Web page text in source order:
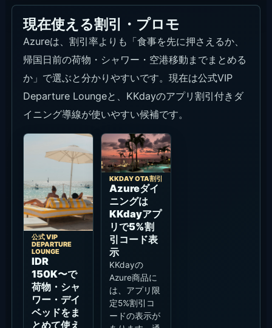
現在使える割引・プロモ
Azureは、割引率よりも「食事を先に押さえるか、
帰国日前の荷物・シャワー・空港移動までまとめる
か」で選ぶと分かりやすいです。現在は公式VIP
Departure Loungeと、KKdayのアプリ割引付きダ
イニング導線が使いやすい候補です。
公式 VIP
DEPARTURE
LOUNGE
IDR
150K〜で
荷物・シャ
ワー・デイ
ベッドをま
とめて使え
KKDAY OTA割引
Azureダイ
ニングは
KKdayアプ
リで5%割
引コード表
示
KKdayの
Azure商品に
は、アプリ限
定5%割引コ
ードの表示が